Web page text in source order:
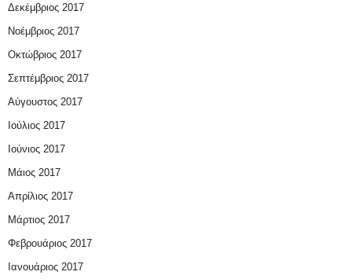
Δεκέμβριος 2017
Νοέμβριος 2017
Οκτώβριος 2017
Σεπτέμβριος 2017
Αύγουστος 2017
Ιούλιος 2017
Ιούνιος 2017
Μάιος 2017
Απρίλιος 2017
Μάρτιος 2017
Φεβρουάριος 2017
Ιανουάριος 2017